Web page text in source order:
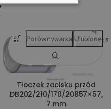
Tłoczek zacisku przód
DB202/210/170/20857×57,
7 mm
Porównywarka Ulubione